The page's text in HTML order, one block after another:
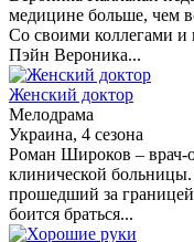
медицине больше, чем
Со своими коллегами
Пэйн Вероника...
Женский доктор
Мелодрама
Украина, 4 сезона
Роман Широков – врач-
клинической
прошедший за
боится браться...